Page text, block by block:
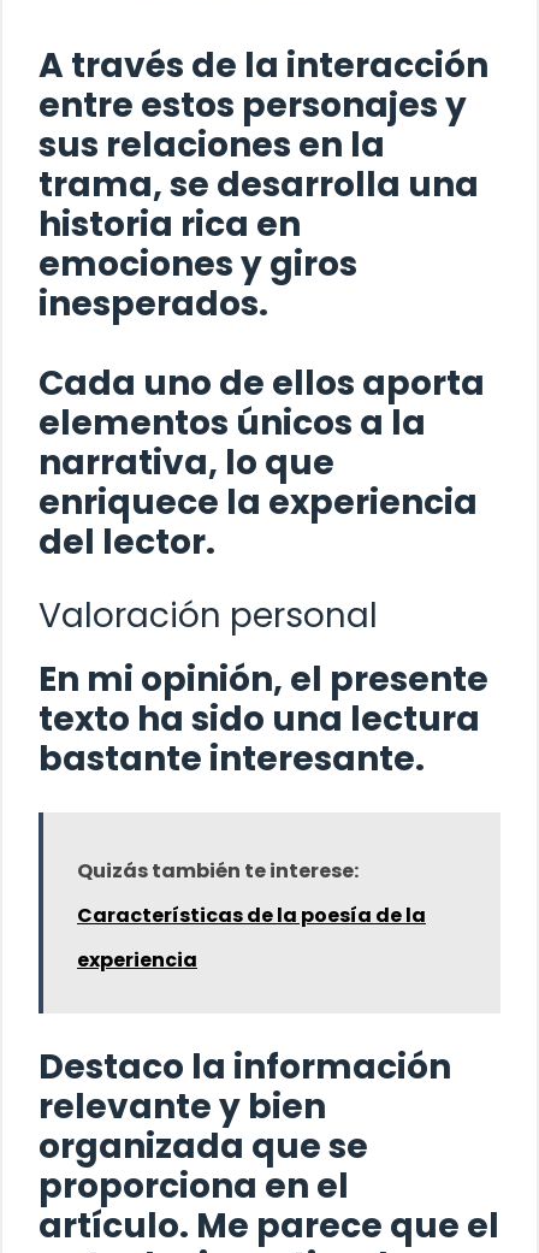
A través de la interacción
entre estos personajes y
sus relaciones en la
trama, se desarrolla una
historia rica en
emociones y giros
inesperados.
Cada uno de ellos aporta
elementos únicos a la
narrativa, lo que
enriquece la experiencia
del lector.
Valoración personal
En mi opinión, el presente
texto ha sido una lectura
bastante interesante.
Quizás también te interese:
Características de la poesía de la
experiencia
Destaco la información
relevante y bien
organizada que se
proporciona en el
artículo. Me parece que el